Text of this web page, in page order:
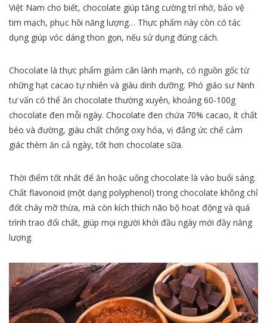
Việt Nam cho biết, chocolate giúp tăng cường trí nhớ, bảo vệ
tim mạch, phục hồi năng lượng… Thực phẩm này còn có tác
dụng giúp vóc dáng thon gọn, nếu sử dụng đúng cách.
Chocolate là thực phẩm giảm cân lành mạnh, có nguồn gốc từ
những hạt cacao tự nhiên và giàu dinh dưỡng. Phó giáo sư Ninh
tư vấn có thể ăn chocolate thường xuyên, khoảng 60-100g
chocolate đen mỗi ngày. Chocolate đen chứa 70% cacao, ít chất
béo và đường, giàu chất chống oxy hóa, vị đắng ức chế cảm
giác thèm ăn cả ngày, tốt hơn chocolate sữa.
Thời điểm tốt nhất để ăn hoặc uống chocolate là vào buổi sáng.
Chất flavonoid (một dạng polyphenol) trong chocolate không chỉ
đốt cháy mỡ thừa, mà còn kích thích não bộ hoạt động và quá
trình trao đổi chất, giúp mọi người khởi đầu ngày mới đầy năng
lượng.